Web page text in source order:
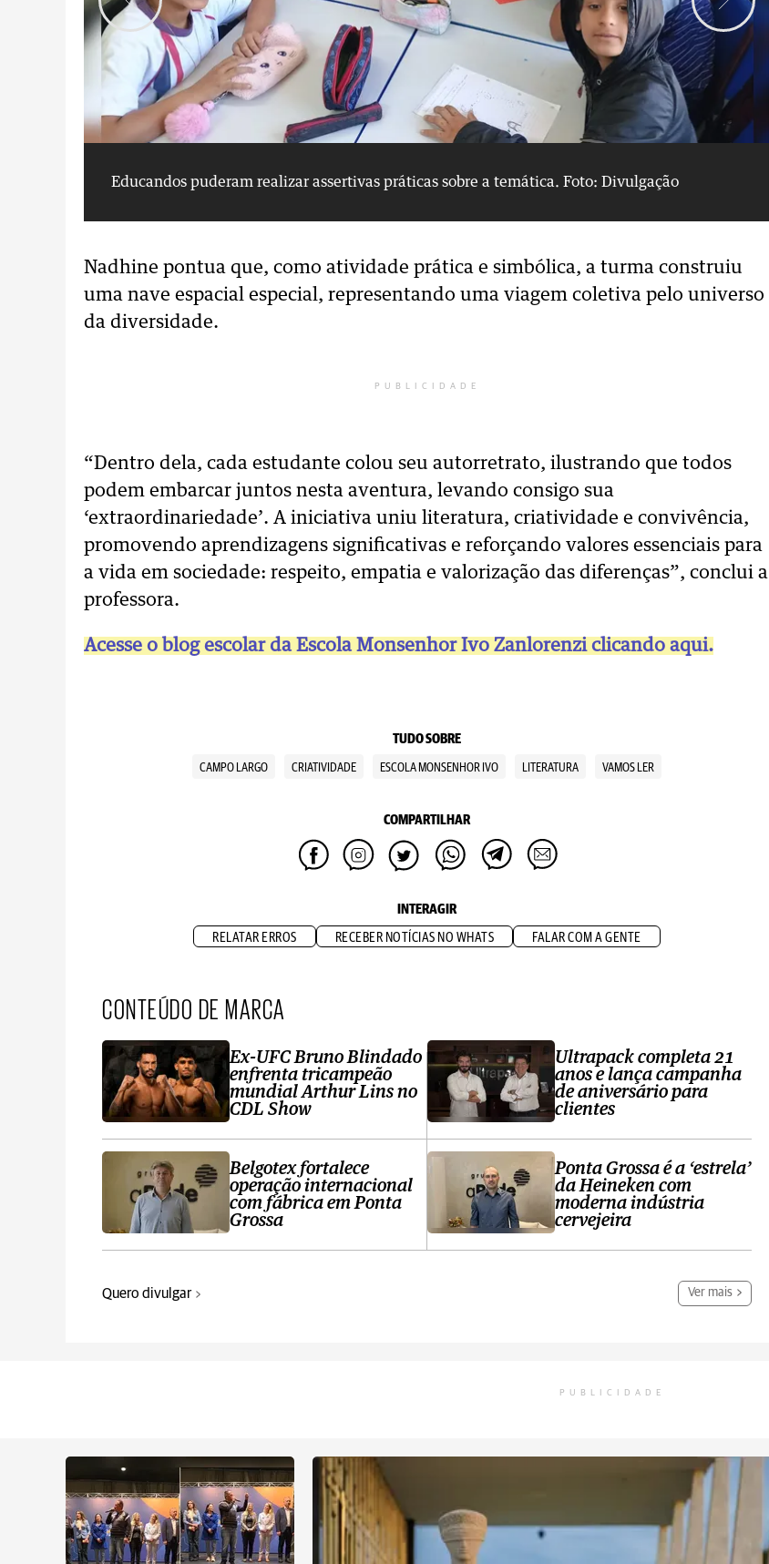
Educandos puderam realizar assertivas práticas sobre a temática. Foto: Divulgação
Nadhine pontua que, como atividade prática e simbólica, a turma construiu
uma nave espacial especial, representando uma viagem coletiva pelo universo
da diversidade.
PUBLICIDADE
“Dentro dela, cada estudante colou seu autorretrato, ilustrando que todos
podem embarcar juntos nesta aventura, levando consigo sua
‘extraordinariedade’. A iniciativa uniu literatura, criatividade e convivência,
promovendo aprendizagens significativas e reforçando valores essenciais para
a vida em sociedade: respeito, empatia e valorização das diferenças”, conclui a
professora.
Acesse o blog escolar da Escola Monsenhor Ivo Zanlorenzi clicando aqui.
TUDO SOBRE
CAMPO LARGO CRIATIVIDADE ESCOLA MONSENHOR IVO LITERATURA VAMOS LER
COMPARTILHAR
INTERAGIR
RELATAR ERROS RECEBER NOTÍCIAS NO WHATS FALAR COM A GENTE
CONTEÚDO DE MARCA
Ex-UFC Bruno Blindado
enfrenta tricampeão
mundial Arthur Lins no
CDL Show
Belgotex fortalece
operação internacional
com fábrica em Ponta
Grossa
Ultrapack completa 21
anos e lança campanha
de aniversário para
clientes
Ponta Grossa é a ‘estrela’
da Heineken com
moderna indústria
cervejeira
Quero divulgar Ver mais
PUBLICIDADE